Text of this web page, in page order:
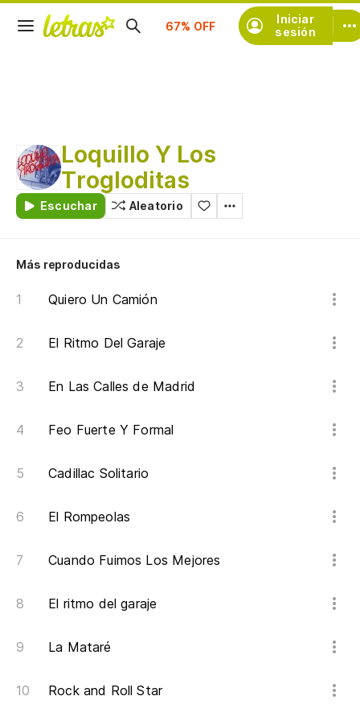
Iniciar
sesión
Suscríbete
Loquillo Y Los
Trogloditas
Escuchar Aleatorio
Más reproducidas
Quiero Un Camión
El Ritmo Del Garaje
En Las Calles de Madrid
Feo Fuerte Y Formal
Cadillac Solitario
El Rompeolas
Cuando Fuimos Los Mejores
El ritmo del garaje
La Mataré
Rock and Roll Star